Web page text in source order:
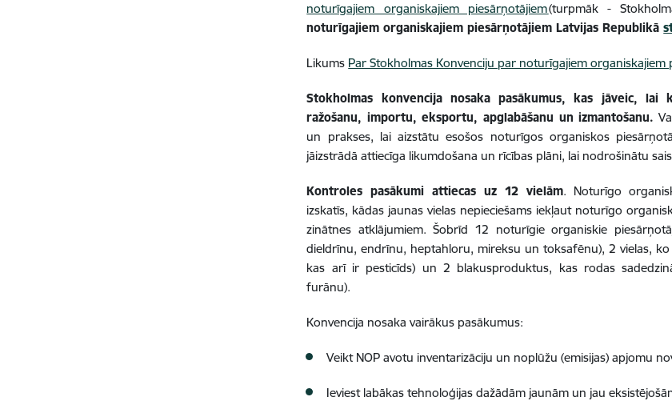
noturīgajiem organiskajiem piesārņotājiem(turpmāk -
noturīgajiem organiskajiem piesārņotājiem Latvijas Republikā
Likums Par Stokholmas Konvenciju par noturīgajiem organiskajiem
Stokholmas konvencija nosaka pasākumus, kas jāveic,
ražošanu, importu, eksportu, apglabāšanu un izmantošanu.
un prakses, lai aizstātu esošos noturīgos organiskos
jāizstrādā attiecīga likumdošana un rīcības plāni, lai nodrošinātu
Kontroles pasākumi attiecas uz 12 vielām. Noturīgo
izskatīs, kādas jaunas vielas nepieciešams iekļaut noturīgo
zinātnes atklājumiem. Šobrīd 12 noturīgie organiskie
dieldrīnu, endrīnu, heptahloru, mireksu un toksafēnu), 2 vielas,
kas arī ir pesticīds) un 2 blakusproduktus, kas rodas
furānu).
Konvencija nosaka vairākus pasākumus:
Veikt NOP avotu inventarizāciju un noplūžu (emisijas) apjomu
Ieviest labākas tehnoloģijas dažādām jaunām un jau